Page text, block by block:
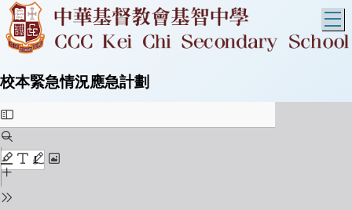
校本緊急情況應急計劃